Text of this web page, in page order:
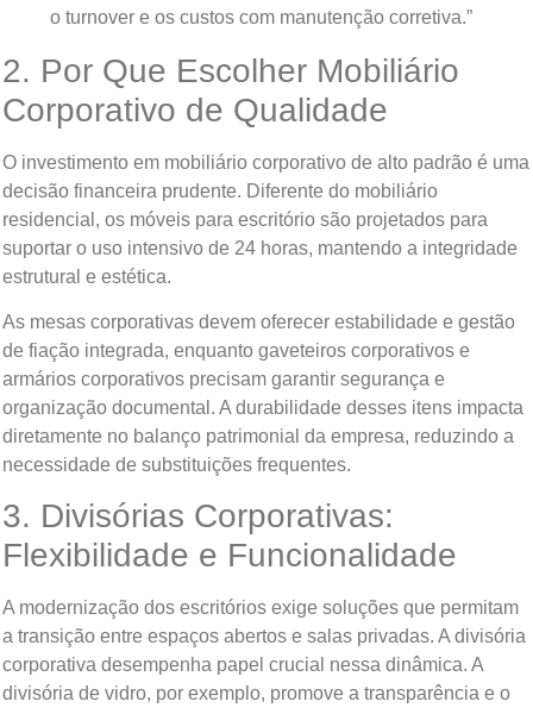
o turnover e os custos com manutenção corretiva.”
2. Por Que Escolher Mobiliário
Corporativo de Qualidade
O investimento em mobiliário corporativo de alto padrão é uma
decisão financeira prudente. Diferente do mobiliário
residencial, os móveis para escritório são projetados para
suportar o uso intensivo de 24 horas, mantendo a integridade
estrutural e estética.
As mesas corporativas devem oferecer estabilidade e gestão
de fiação integrada, enquanto gaveteiros corporativos e
armários corporativos precisam garantir segurança e
organização documental. A durabilidade desses itens impacta
diretamente no balanço patrimonial da empresa, reduzindo a
necessidade de substituições frequentes.
3. Divisórias Corporativas:
Flexibilidade e Funcionalidade
A modernização dos escritórios exige soluções que permitam
a transição entre espaços abertos e salas privadas. A divisória
corporativa desempenha papel crucial nessa dinâmica. A
divisória de vidro, por exemplo, promove a transparência e o